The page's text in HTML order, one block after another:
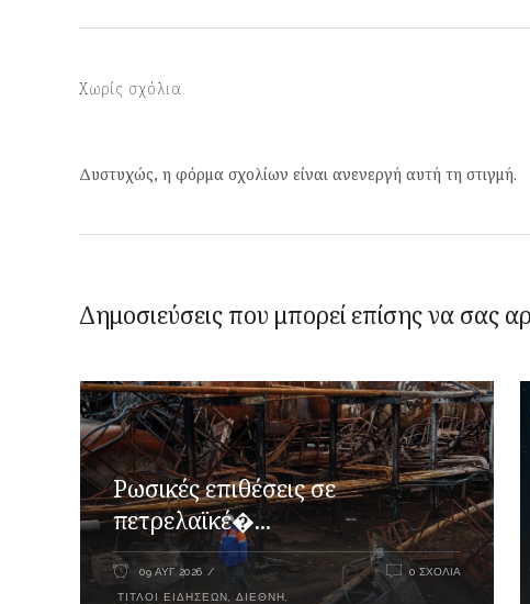
Χωρίς σχόλια
Δυστυχώς, η φόρμα σχολίων είναι ανενεργή αυτή τη στιγμή.
Δημοσιεύσεις που μπορεί επίσης να σας
Ρωσικές επιθέσεις σε
πετρελαϊκέ�...
09 ΑΥΓ 2026
ΤΊΤΛΟΙ ΕΙΔΉΣΕΩΝ ΔΙΕΘΝΉ
0 ΣΧΌΛΙΑ